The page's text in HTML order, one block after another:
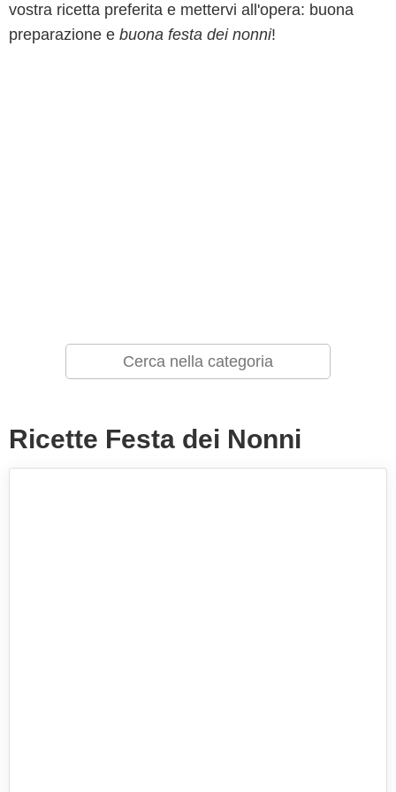
vostra ricetta preferita e mettervi all'opera: buona
preparazione e buona festa dei nonni!
Ricette Festa dei Nonni